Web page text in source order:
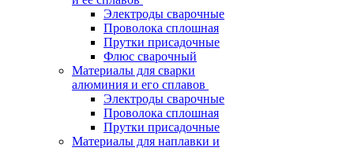
Электроды сварочные
Проволока сплошная
Прутки присадочные
Флюс сварочный
Материалы для сварки
алюминия и его сплавов
Электроды сварочные
Проволока сплошная
Прутки присадочные
Материалы для наплавки и